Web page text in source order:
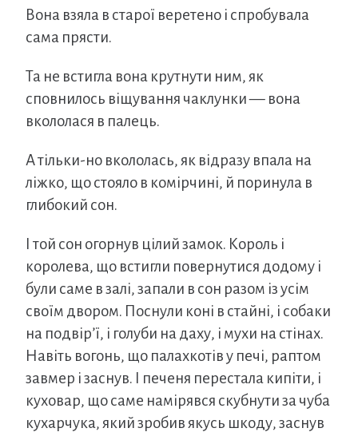
Вона взяла в старої веретено і спробувала
сама прясти.
Та не встигла вона крутнути ним, як
сповнилось віщування чаклунки — вона
вкололася в палець.
А тільки-но вкололась, як відразу впала на
ліжко, що стояло в комірчині, й поринула в
глибокий сон.
І той сон огорнув цілий замок. Король і
королева, що встигли повернутися додому і
були саме в залі, запали в сон разом із усім
своїм двором. Поснули коні в стайні, і собаки
на подвір’ї, і голуби на даху, і мухи на стінах.
Навіть вогонь, що палахкотів у печі, раптом
завмер і заснув. І печеня перестала кипіти, і
куховар, що саме намірявся скубнути за чуба
кухарчука, який зробив якусь шкоду, заснув